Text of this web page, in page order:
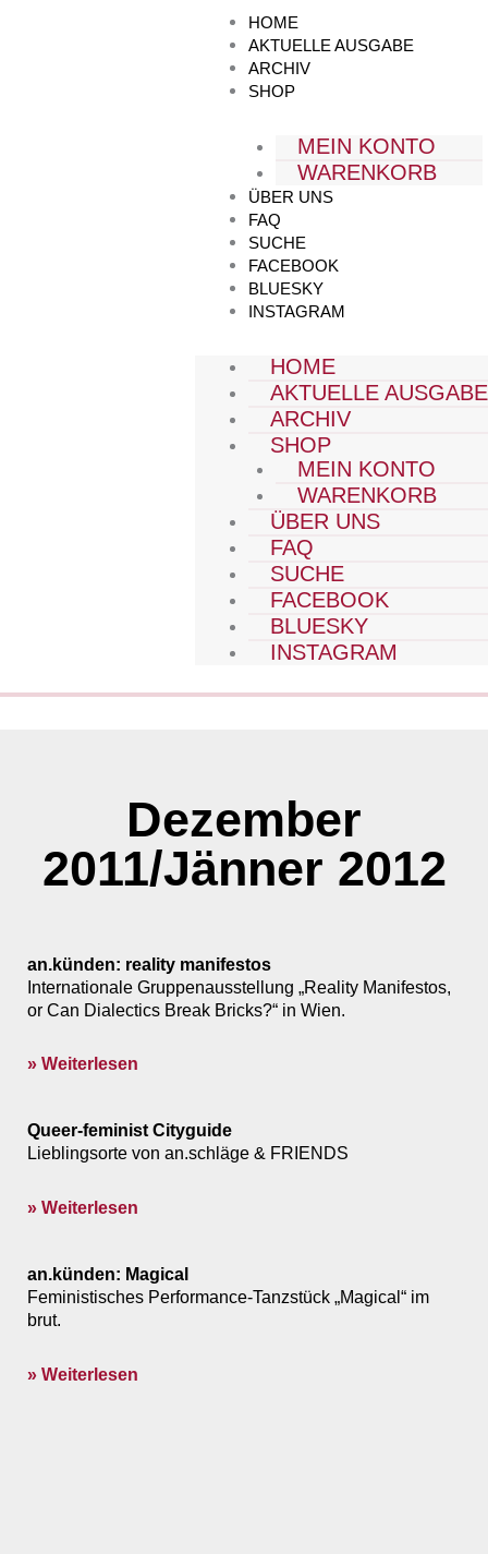
HOME
AKTUELLE AUSGABE
ARCHIV
SHOP
MEIN KONTO
WARENKORB
ÜBER UNS
FAQ
SUCHE
FACEBOOK
BLUESKY
INSTAGRAM
HOME
AKTUELLE AUSGABE
ARCHIV
SHOP
MEIN KONTO
WARENKORB
ÜBER UNS
FAQ
SUCHE
FACEBOOK
BLUESKY
INSTAGRAM
Dezember
2011/Jänner 2012
an.künden: reality manifestos
Internationale Gruppenausstellung „Reality Manifestos,
or Can Dialectics Break Bricks?“ in Wien.
» Weiterlesen
Queer-feminist Cityguide
Lieblingsorte von an.schläge & FRIENDS
» Weiterlesen
an.künden: Magical
Feministisches Performance-Tanzstück „Magical“ im
brut.
» Weiterlesen